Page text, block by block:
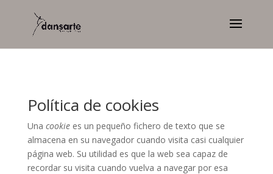
Política de cookies
Una cookiees un pequeño fichero de texto que se
almacena en su navegador cuando visita casi cualquier
página web. Su utilidad es que la web sea capaz de
recordar su visita cuando vuelva a navegar por esa